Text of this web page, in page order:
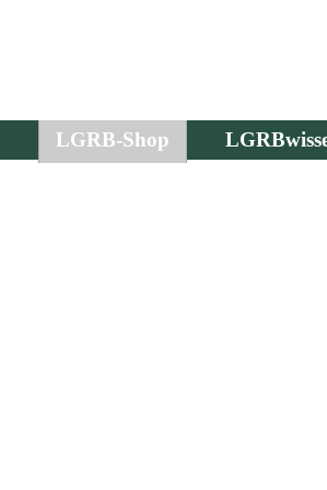
LGRB-Shop